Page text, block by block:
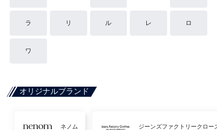
ラ リ ル レ ロ
ワ
オリジナルブランド
ネノム ジーンズファクトリークロー